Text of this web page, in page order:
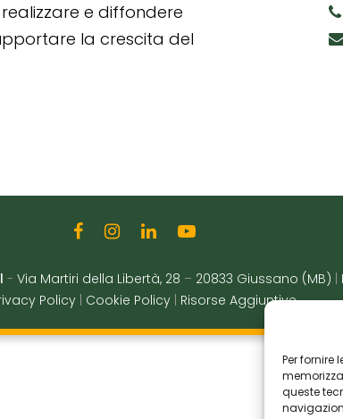
Per fornire
queste
e diffondere
la crescita del
- Via Martiri della Libertà, 28 – 20833 Giussano (MB)
Policy
Cookie Policy Risorse Aggiuntive